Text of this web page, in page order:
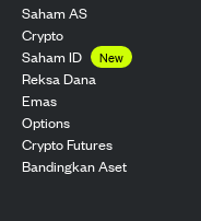
Saham AS
Crypto
Saham ID
New
Reksa Dana
Emas
Options
Crypto Futures
Bandingkan Aset